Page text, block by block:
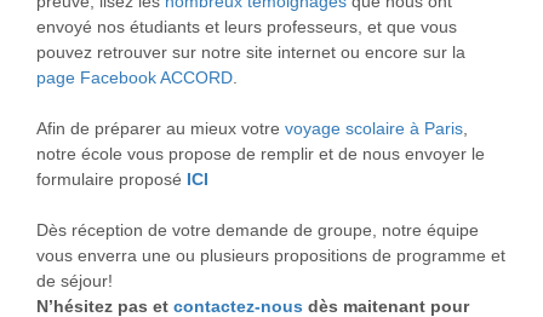
envoyé nos étudiants et leurs professeurs, et que vous
pouvez retrouver sur notre site internet ou encore sur la
page Facebook ACCORD
Afin de préparer au mieux votre voyage scolaire à Paris
notre école vous propose de remplir et de nous envoyer le
formulaire proposé ICI
Dès réception de votre demande de groupe, notre équipe
vous enverra une ou plusieurs propositions de programme et
de séjour!
N’hésitez pas et contactez-nous dès maitenant pour